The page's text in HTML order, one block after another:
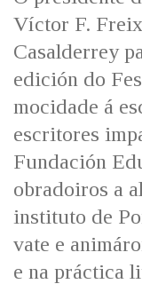
Facebook
TwitterYoutube
Víctor F.
Casalderrey
edición do
mocidade á
escritores
Fundación
obradoiros a
instituto de
vate e
e na práctica